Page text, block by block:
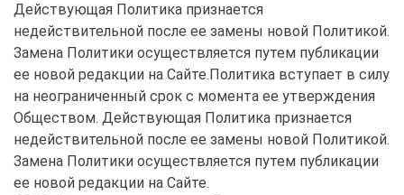
Действующая Политика признается
недействительной после ее замены новой Политикой.
Замена Политики осуществляется путем публикации
ее новой редакции на Сайте.Политика вступает в силу
на неограниченный срок с момента ее утверждения
Обществом. Действующая Политика признается
недействительной после ее замены новой Политикой.
Замена Политики осуществляется путем публикации
ее новой редакции на Сайте.